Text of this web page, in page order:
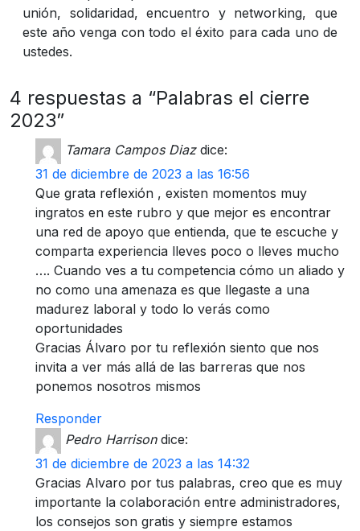
unión, solidaridad, encuentro y networking, que
este año venga con todo el éxito para cada uno de
ustedes.
4 respuestas a “Palabras el cierre
2023”
Tamara Campos Diaz dice:
31 de diciembre de 2023 a las 16:56
Que grata reflexión , existen momentos muy
ingratos en este rubro y que mejor es encontrar
una red de apoyo que entienda, que te escuche y
comparta experiencia lleves poco o lleves mucho
…. Cuando ves a tu competencia cómo un aliado y
no como una amenaza es que llegaste a una
madurez laboral y todo lo verás como
oportunidades
Gracias Álvaro por tu reflexión siento que nos
invita a ver más allá de las barreras que nos
ponemos nosotros mismos
Responder
Pedro Harrison dice:
31 de diciembre de 2023 a las 14:32
Gracias Alvaro por tus palabras, creo que es muy
importante la colaboración entre administradores,
los consejos son gratis y siempre estamos